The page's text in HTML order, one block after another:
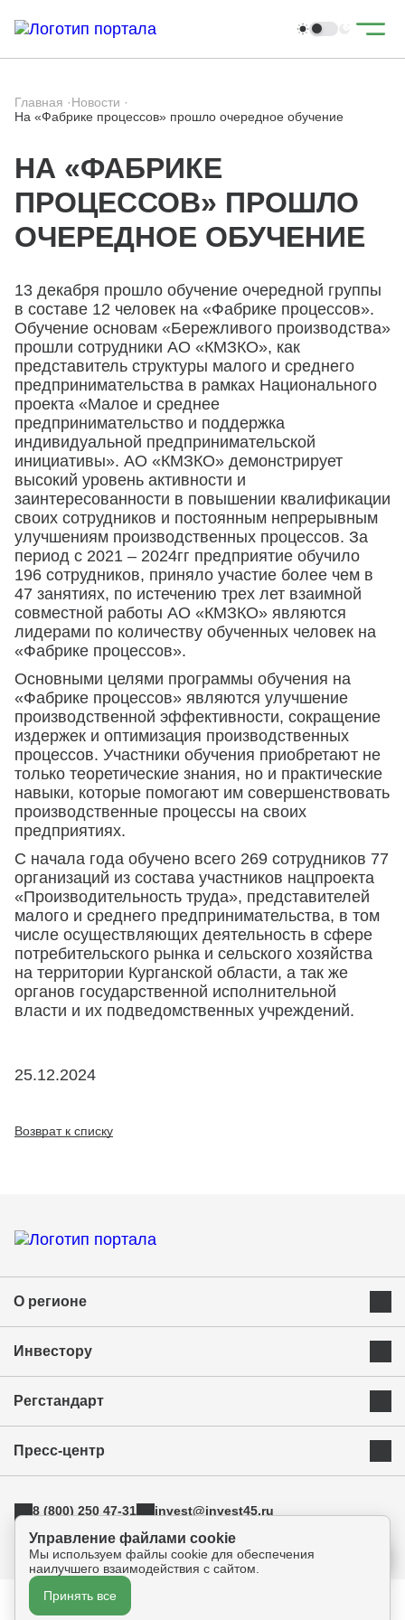
Главная ·Новости ·
На «Фабрике процессов» прошло очередное обучение
НА «ФАБРИКЕ
ПРОЦЕССОВ» ПРОШЛО
ОЧЕРЕДНОЕ ОБУЧЕНИЕ
13 декабря прошло обучение очередной группы
в составе 12 человек на «Фабрике процессов».
Обучение основам «Бережливого производства»
прошли сотрудники АО «КМЗКО», как
представитель структуры малого и среднего
предпринимательства в рамках Национального
проекта «Малое и среднее
предпринимательство и поддержка
индивидуальной предпринимательской
инициативы». АО «КМЗКО» демонстрирует
высокий уровень активности и
заинтересованности в повышении квалификации
своих сотрудников и постоянным непрерывным
улучшениям производственных процессов. За
период с 2021 – 2024гг предприятие обучило
196 сотрудников, приняло участие более чем в
47 занятиях, по истечению трех лет взаимной
совместной работы АО «КМЗКО» являются
лидерами по количеству обученных человек на
«Фабрике процессов».
Основными целями программы обучения на
«Фабрике процессов» являются улучшение
производственной эффективности, сокращение
издержек и оптимизация производственных
процессов. Участники обучения приобретают не
только теоретические знания, но и практические
навыки, которые помогают им совершенствовать
производственные процессы на своих
предприятиях.
С начала года обучено всего 269 сотрудников 77
организаций из состава участников нацпроекта
«Производительность труда», представителей
малого и среднего предпринимательства, в том
числе осуществляющих деятельность в сфере
потребительского рынка и сельского хозяйства
на территории Курганской области, а так же
органов государственной исполнительной
власти и их подведомственных учреждений.
25.12.2024
Возврат к списку
О регионе
Экономика и ресурсы
Успешные бренды Курганской области
Инвестиционная команда региона
Инвестору
Приоритетные инвестиционные направления
Истории успеха
Поддержка экспорта
Инновации
Креативные индустрии
Регстандарт
Свод инвестиционных правил
Пресс-центр
Фотогалерея
Медиа
Прямая связь
8 (800) 250 47-31
invest@invest45.ru
г. Курган, ул. Бурова-Петрова 112а, оф.325
Политика конфиденциальности
Управление файлами cookie
Мы используем файлы cookie для обеспечения
наилучшего взаимодействия с сайтом.
Принять все